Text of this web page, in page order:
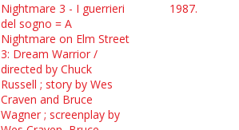
Nightmare 3 - I guerrieri
del sogno = A
Nightmare on Elm Street
3: Dream Warrior /
directed by Chuck
Russell ; story by Wes
Craven and Bruce
Wagner ; screenplay by
1987.